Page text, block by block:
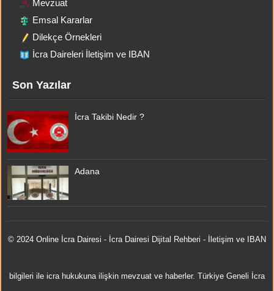
Mevzuat
Emsal Kararlar
Dilekçe Örnekleri
İcra Daireleri İletişim ve IBAN
Son Yazılar
İcra Takibi Nedir ?
Adana
© 2024 Online İcra Dairesi - İcra Dairesi Dijital Rehberi - İletişim ve IBAN
bilgileri ile icra hukukuna ilişkin mevzuat ve haberler. Türkiye Geneli İcra